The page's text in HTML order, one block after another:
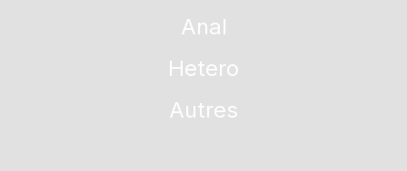
Anal
Hetero
Autres